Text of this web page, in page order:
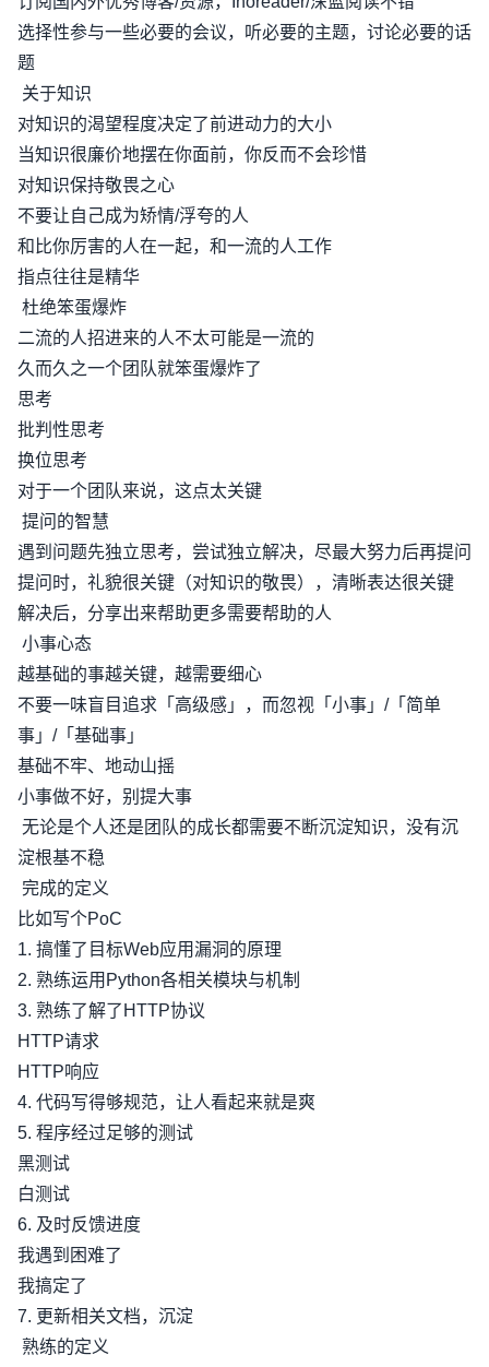
选择性参与一些必要的会议，听必要的主题，讨论必要的话
题
关于知识
对知识的渴望程度决定了前进动力的大小
当知识很廉价地摆在你面前，你反而不会珍惜
对知识保持敬畏之心
不要让自己成为矫情/浮夸的人
和比你厉害的人在一起，和一流的人工作
指点往往是精华
杜绝笨蛋爆炸
二流的人招进来的人不太可能是一流的
久而久之一个团队就笨蛋爆炸了
思考
批判性思考
换位思考
对于一个团队来说，这点太关键
提问的智慧
遇到问题先独立思考，尝试独立解决，尽最大努力后再提问
提问时，礼貌很关键（对知识的敬畏），清晰表达很关键
解决后，分享出来帮助更多需要帮助的人
小事心态
越基础的事越关键，越需要细心
不要一味盲目追求「高级感」，而忽视「小事」/「简单
事」/「基础事」
基础不牢、地动山摇
小事做不好，别提大事
无论是个人还是团队的成长都需要不断沉淀知识，没有沉
淀根基不稳
完成的定义
比如写个PoC
1. 搞懂了目标Web应用漏洞的原理
2. 熟练运用Python各相关模块与机制
3. 熟练了解了HTTP协议
HTTP请求
HTTP响应
4. 代码写得够规范，让人看起来就是爽
5. 程序经过足够的测试
黑测试
白测试
6. 及时反馈进度
我遇到困难了
我搞定了
7. 更新相关文档，沉淀
熟练的定义